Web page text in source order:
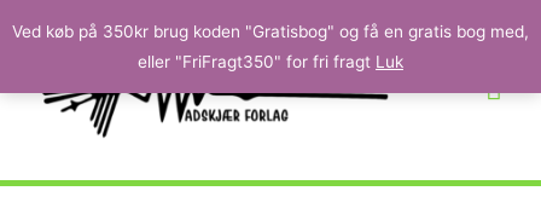
Ved køb på 350kr brug koden "Gratisbog" og få en gratis bog med,
eller "FriFragt350" for fri fragt Luk